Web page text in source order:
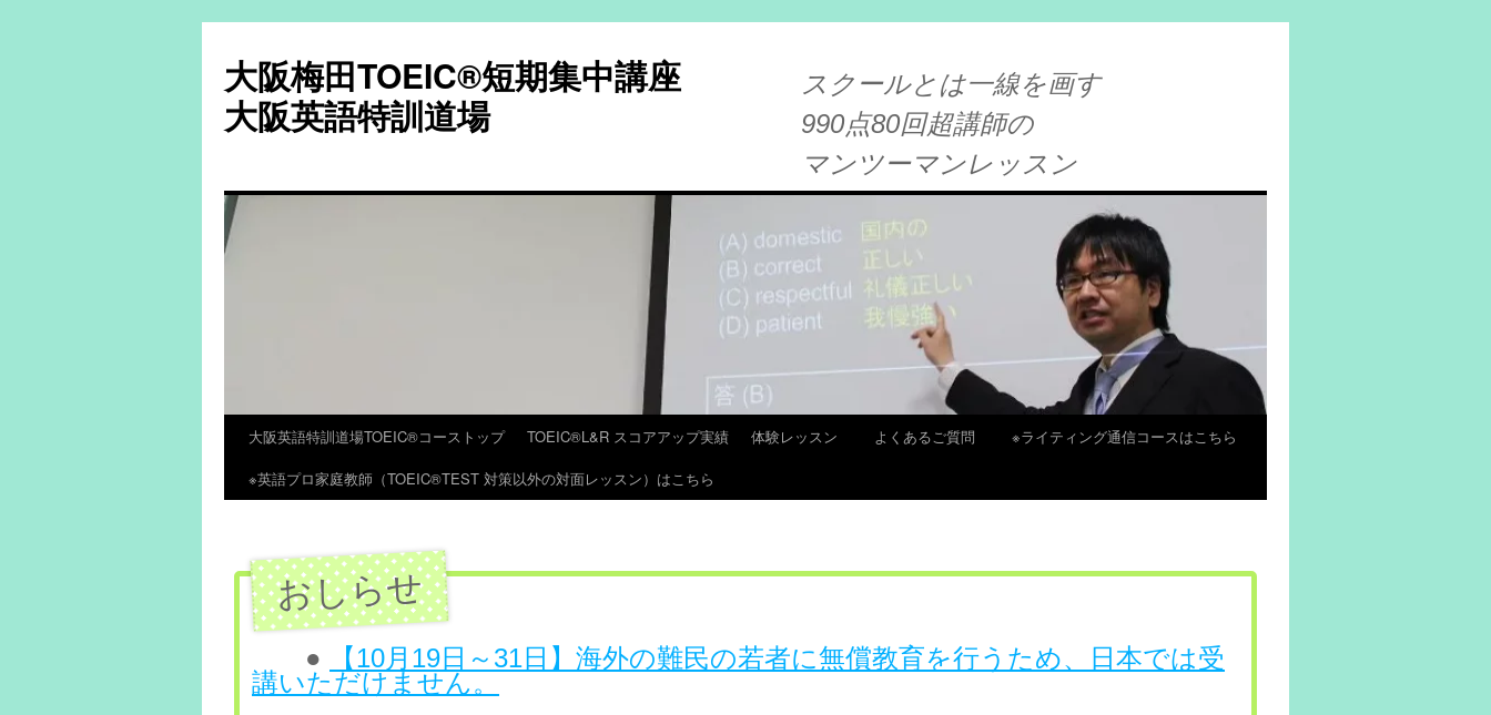
大阪梅田TOEIC®短期集中講座
大阪英語特訓道場
スクールとは一線を画す
990点80回超講師の
マンツーマンレッスン
大阪英語特訓道場TOEIC®コーストップ TOEIC®L&R スコアアップ実績 体験レッスン よくあるご質問
※ライティング通信コースはこちら
※英語プロ家庭教師（TOEIC®TEST 対策以外の対面レッスン）はこちら
●
【10月19日～31日】海外の難民の若者に無償教育を行うため、日本では受
講いただけません。